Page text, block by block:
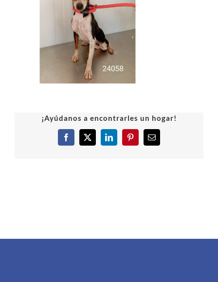
¡Ayúdanos a encontrarles un hogar!
Facebook
X LinkedInPinterestCorreo